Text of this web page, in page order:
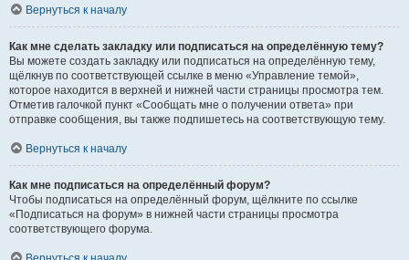
Вернуться к началу
Как мне сделать закладку или подписаться на определённую тему?
Вы можете создать закладку или подписаться на определённую тему,
щёлкнув по соответствующей ссылке в меню «Управление темой»,
которое находится в верхней и нижней части страницы просмотра тем.
Отметив галочкой пункт «Сообщать мне о получении ответа» при
отправке сообщения, вы также подпишетесь на соответствующую тему.
Вернуться к началу
Как мне подписаться на определённый форум?
Чтобы подписаться на определённый форум, щёлкните по ссылке
«Подписаться на форум» в нижней части страницы просмотра
соответствующего форума.